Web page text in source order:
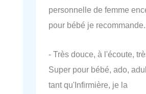
personnelle de femme
pour bébé je recommande.
- Très douce, à l'écoute,
Super pour bébé, ado,
tant qu'Infirmière, je la